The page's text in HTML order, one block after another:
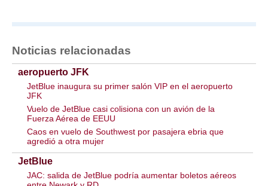
Noticias relacionadas
aeropuerto JFK
JetBlue inaugura su primer salón VIP en el aeropuerto
JFK
Vuelo de JetBlue casi colisiona con un avión de la
Fuerza Aérea de EEUU
Caos en vuelo de Southwest por pasajera ebria que
agredió a otra mujer
JetBlue
JAC: salida de JetBlue podría aumentar boletos aéreos